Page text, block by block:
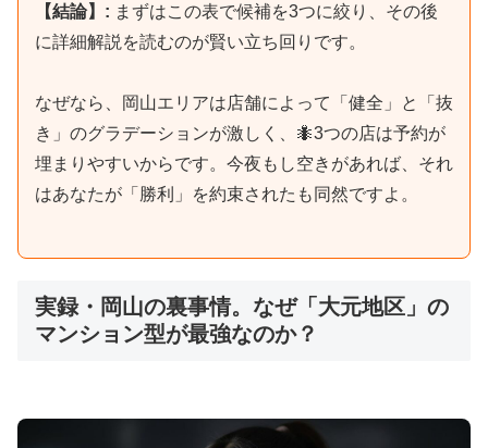
【結論】: まずはこの表で候補を3つに絞り、その後
に詳細解説を読むのが賢い立ち回りです。
なぜなら、岡山エリアは店舗によって「健全」と「抜
き」のグラデーションが激しく、🐜3つの店は予約が
埋まりやすいからです。今夜もし空きがあれば、それ
はあなたが「勝利」を約束されたも同然ですよ。
実録・岡山の裏事情。なぜ「大元地区」の
マンション型が最強なのか？